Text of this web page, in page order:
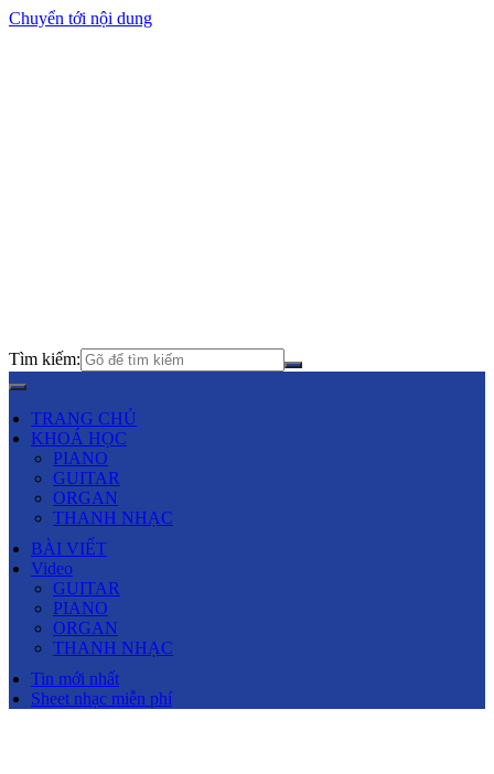
Chuyển tới nội dung
Tìm kiếm:
TRANG CHỦ
KHOÁ HỌC
PIANO
GUITAR
ORGAN
THANH NHẠC
BÀI VIẾT
Video
GUITAR
PIANO
ORGAN
THANH NHẠC
Tin mới nhất
Sheet nhạc miễn phí